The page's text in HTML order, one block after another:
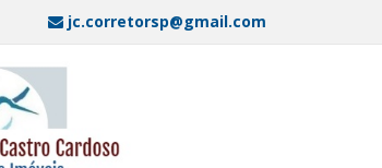
jc.corretorsp@gmail.com